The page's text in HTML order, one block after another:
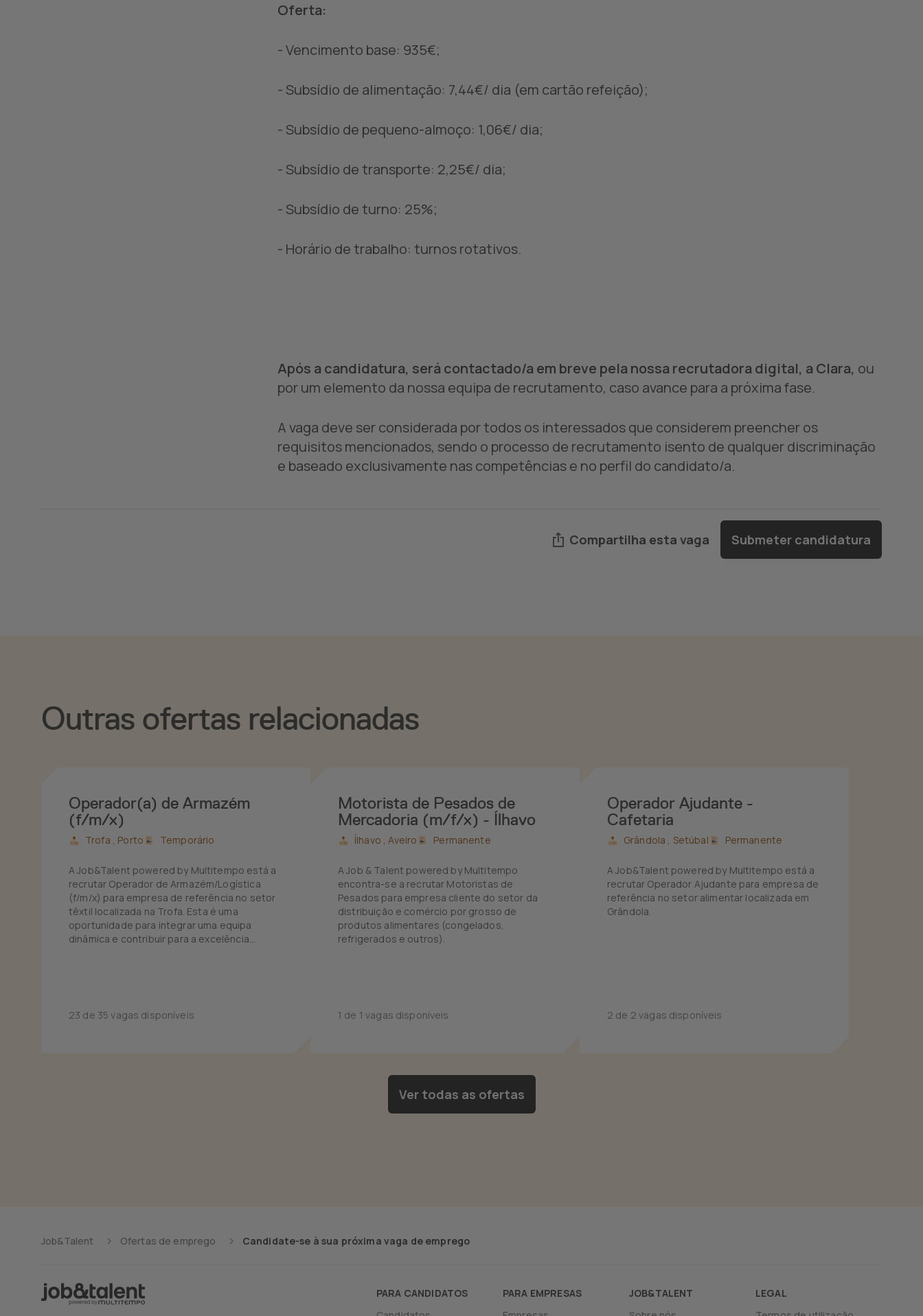
Oferta:
- Vencimento base: 935€;
- Subsídio de alimentação: 7,44€/ dia (em cartão refeição);
- Subsídio de pequeno-almoço: 1,06€/ dia;
- Subsídio de transporte: 2,25€/ dia;
- Subsídio de turno: 25%;
- Horário de trabalho: turnos rotativos.
Após a candidatura, será contactado/a em breve pela nossa recrutadora digital, a Clara, ou
por um elemento da nossa equipa de recrutamento, caso avance para a próxima fase.
A vaga deve ser considerada por todos os interessados que considerem preencher os
requisitos mencionados, sendo o processo de recrutamento isento de qualquer discriminação
e baseado exclusivamente nas competências e no perfil do candidato/a.
Compartilha esta vaga Submeter candidatura
Outras ofertas relacionadas
Operador(a) de Armazém
(f/m/x)
Trofa , Porto Temporário
A Job&Talent powered by Multitempo está a
recrutar Operador de Armazém/Logística
(f/m/x) para empresa de referência no setor
têxtil localizada na Trofa. Esta é uma
oportunidade para integrar uma equipa
dinâmica e contribuir para a excelência
23 de 35 vagas disponíveis
Motorista de Pesados de
Mercadoria (m/f/x) - Ílhavo
Ílhavo ,Aveiro Permanente
A Job & Talent powered by Multitempo
encontra-se a recrutar Motoristas de
Pesados para empresa cliente do setor da
distribuição e comércio por grosso de
produtos alimentares (congelados,
refrigerados e outros).
1 de 1 vagas disponíveis
Operador Ajudante -
Cafetaria
Grândola , Setúbal Permanente
A Job&Talent powered by Multitempo está a
recrutar Operador Ajudante para empresa de
referência no setor alimentar localizada em
Grândola.
2 de 2 vagas disponíveis
Ver todas as ofertas
Job&Talent Ofertas de emprego Candidate-se à sua próxima vaga de emprego
PARA CANDIDATOS
PARA EMPRESAS
JOB&TALENT
LEGAL